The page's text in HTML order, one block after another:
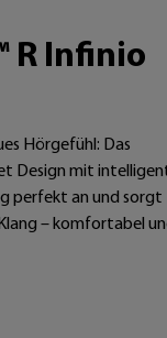
R Infinio
Hörgefühl: Das
Design mit
perfekt an und
– komfortabel